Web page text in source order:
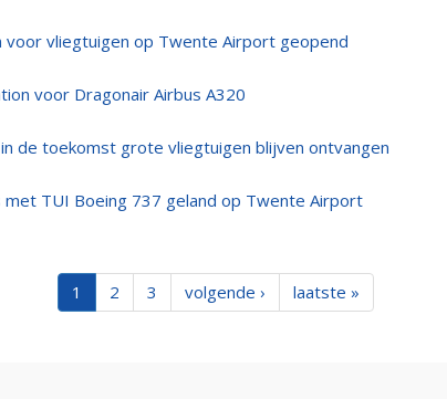
voor vliegtuigen op Twente Airport geopend
voor Dragonair Airbus A320
de toekomst grote vliegtuigen blijven ontvangen
TUI Boeing 737 geland op Twente Airport
1 2 3 volgende › laatste »